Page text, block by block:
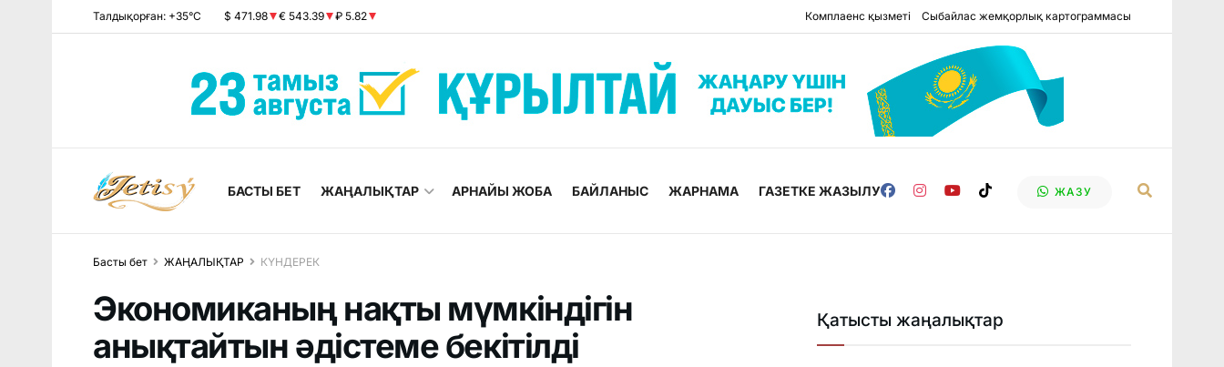
Талдықорған: +35°C $ 471.98 € 543.39 ₽ 5.82 Комплаенс қызметі Сыбайлас жемқорлық картограммасы
БАСТЫ БЕТ ЖАҢАЛЫҚТАР АРНАЙЫ ЖОБА БАЙЛАНЫС ЖАРНАМА ГАЗЕТКЕ ЖАЗЫЛУ ЖАЗУ
Басты бет ЖАҢАЛЫҚТАР КҮНДЕРЕК
Экономиканың нақты мүмкіндігін
анықтайтын әдістеме бекітілді
Қатысты жаңалықтар